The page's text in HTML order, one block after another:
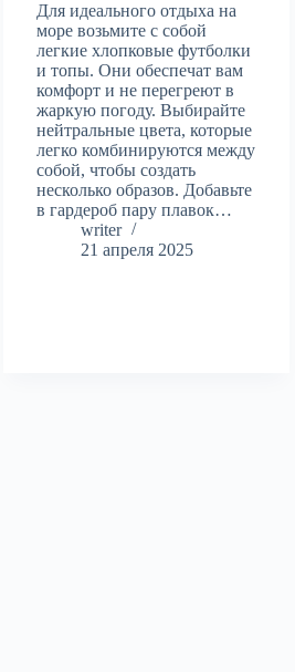
Для идеального отдыха на
море возьмите с собой
легкие хлопковые футболки
и топы. Они обеспечат вам
комфорт и не перегреют в
жаркую погоду. Выбирайте
нейтральные цвета, которые
легко комбинируются между
собой, чтобы создать
несколько образов. Добавьте
в гардероб пару плавок…
writer
21 апреля 2025